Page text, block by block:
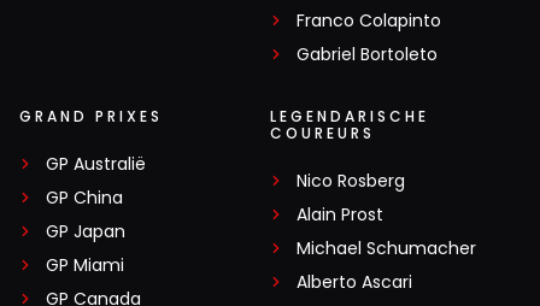
Franco Colapinto
Gabriel Bortoleto
GRAND PRIXES
GP Australië
GP China
GP Japan
GP Miami
GP Canada
LEGENDARISCHE
COUREURS
Nico Rosberg
Alain Prost
Michael Schumacher
Alberto Ascari